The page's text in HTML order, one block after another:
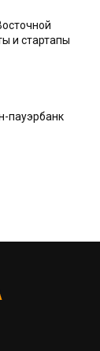
и стартапы
пауэрбанк